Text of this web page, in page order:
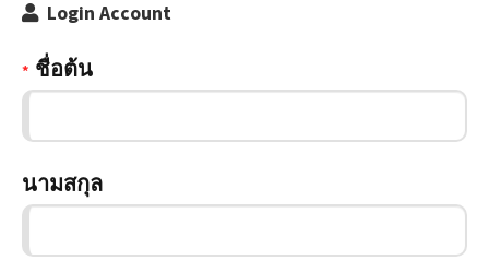
Login Account
* ชื่อต้น
นามสกุล